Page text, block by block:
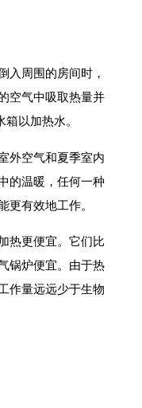
入周围的房间时，
空气中吸取热量并
以加热水。
外空气和夏季室内
的温暖，任何一种
更有效地工作。
热更便宜。它们比
锅炉便宜。由于热
作量远远少于生物